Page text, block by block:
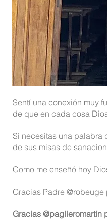
Sentí una conexión muy
de que en cada cosa
Si necesitas una palabra
de sus misas de
Como me enseñó hoy
Gracias Padre @robeuge
Gracias @paglieromartin